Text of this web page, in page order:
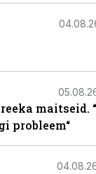
maitseid.
probleem“